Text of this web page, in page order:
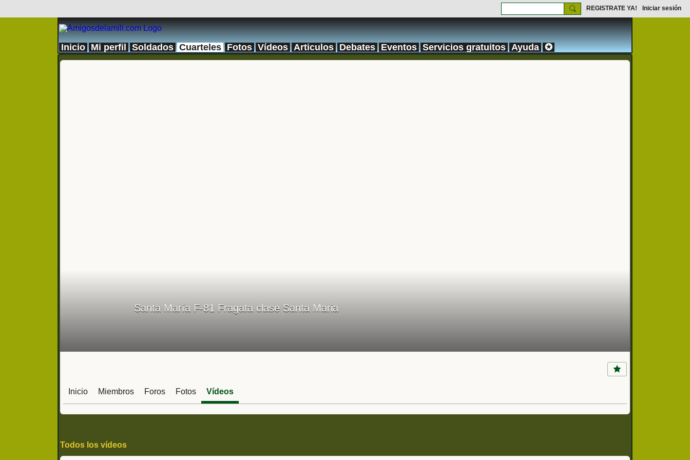
REGISTRATE YA! Iniciar sesión
Inicio Mi perfil Soldados Cuarteles Fotos Vídeos Articulos Debates Eventos Servicios gratuitos Ayuda ✪
Santa María F-81 Fragata clase Santa Maria
Inicio Miembros Foros Fotos Vídeos
Todos los vídeos